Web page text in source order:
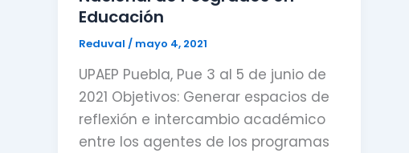
Educación
Reduval / mayo 4, 2021
UPAEP Puebla, Pue 3 al 5 de junio de
2021 Objetivos: Generar espacios de
reflexión e intercambio académico
entre los agentes de los programas